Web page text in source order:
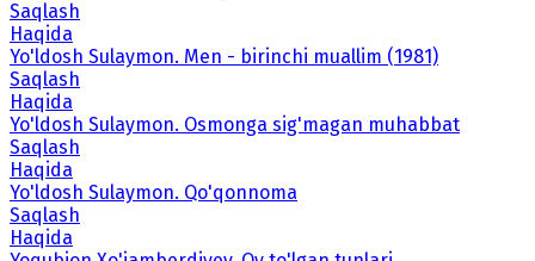
Saqlash
Haqida
Yo'ldosh Sulaymon. Men - birinchi muallim (1981)
Saqlash
Haqida
Yo'ldosh Sulaymon. Osmonga sig'magan muhabbat
Saqlash
Haqida
Yo'ldosh Sulaymon. Qo'qonnoma
Saqlash
Haqida